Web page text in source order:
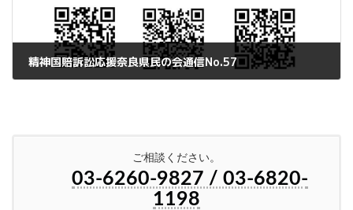
精神国賠訴訟応援奈良県民の会通信No.57
ご相談ください。
03-6260-9827 / 03-6820-
1198